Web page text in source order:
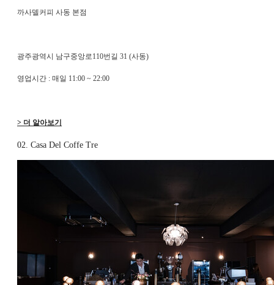
까사델커피 사동 본점
광주광역시 남구중앙로110번길 31 (사동)
영업시간 : 매일 11:00 ~ 22:00
> 더 알아보기
02. Casa Del Coffe Tre